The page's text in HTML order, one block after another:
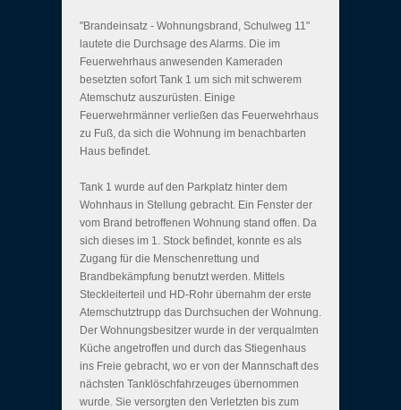
"Brandeinsatz - Wohnungsbrand, Schulweg 11"
lautete die Durchsage des Alarms. Die im
Feuerwehrhaus anwesenden Kameraden
besetzten sofort Tank 1 um sich mit schwerem
Atemschutz auszurüsten. Einige
Feuerwehrmänner verließen das Feuerwehrhaus
zu Fuß, da sich die Wohnung im benachbarten
Haus befindet.
Tank 1 wurde auf den Parkplatz hinter dem
Wohnhaus in Stellung gebracht. Ein Fenster der
vom Brand betroffenen Wohnung stand offen. Da
sich dieses im 1. Stock befindet, konnte es als
Zugang für die Menschenrettung und
Brandbekämpfung benutzt werden. Mittels
Steckleiterteil und HD-Rohr übernahm der erste
Atemschutztrupp das Durchsuchen der Wohnung.
Der Wohnungsbesitzer wurde in der verqualmten
Küche angetroffen und durch das Stiegenhaus
ins Freie gebracht, wo er von der Mannschaft des
nächsten Tanklöschfahrzeuges übernommen
wurde. Sie versorgten den Verletzten bis zum